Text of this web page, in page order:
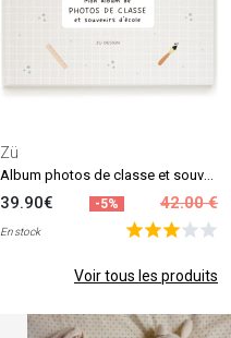
Zü
39.90€ -5% 42.00 €
En stock
Voir tous les produits